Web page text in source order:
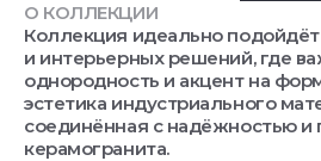
О КОЛЛЕКЦИИ
Коллекция идеально
и интерьерных решений, где
однородность и акцент на
эстетика индустриального
соединённая с надёжностью и
керамогранита.